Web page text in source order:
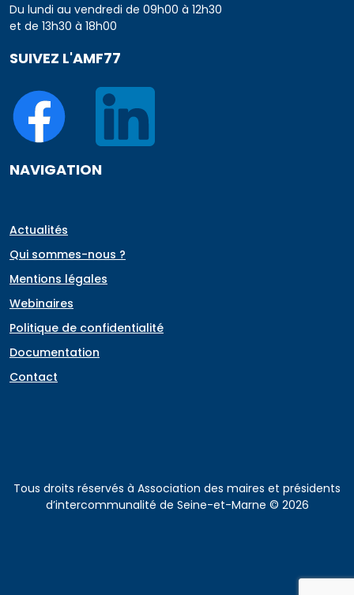
Du lundi au vendredi de 09h00 à 12h30
et de 13h30 à 18h00
SUIVEZ L'AMF77
NAVIGATION
Actualités
Qui sommes-nous ?
Mentions légales
Webinaires
Politique de confidentialité
Documentation
Contact
Tous droits réservés à Association des maires et présidents
d’intercommunalité de Seine-et-Marne © 2026